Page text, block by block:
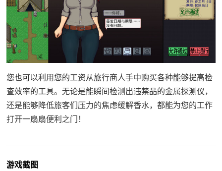
您也可以利用您的工资从旅行商人手中购买各种能够提高检
查效率的工具。无论是能瞬间检测出违禁品的金属探测仪，
还是能够降低旅客们压力的焦虑缓解香水，都能为您的工作
打开一扇扇便利之门！
游戏截图